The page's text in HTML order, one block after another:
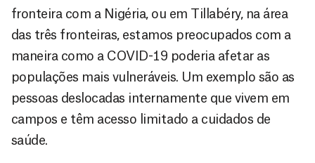
fronteira com a Nigéria, ou em Tillabéry, na área
das três fronteiras, estamos preocupados com a
maneira como a COVID-19 poderia afetar as
populações mais vulneráveis. Um exemplo são as
pessoas deslocadas internamente que vivem em
campos e têm acesso limitado a cuidados de
saúde.